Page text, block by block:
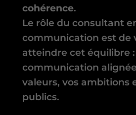
cohérence.
Le rôle du consultant
communication est de
atteindre cet équilibre
communication
valeurs, vos ambitions
publics.